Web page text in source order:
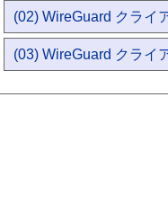
(02) WireGuard クライ
(03) WireGuard クライ